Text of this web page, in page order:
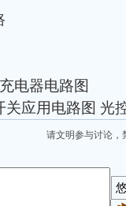
电器电路图
应用电路图 光
请文明参与讨论，